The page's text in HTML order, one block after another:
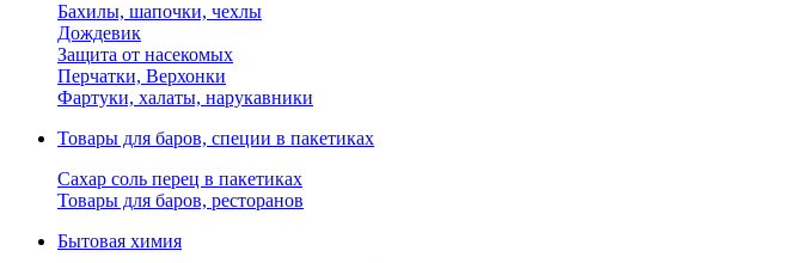
Бахилы, шапочки, чехлы
Дождевик
Защита от насекомых
Перчатки, Верхонки
Фартуки, халаты, нарукавники
Товары для баров, специи в пакетиках
Сахар соль перец в пакетиках
Товары для баров, ресторанов
Бытовая химия